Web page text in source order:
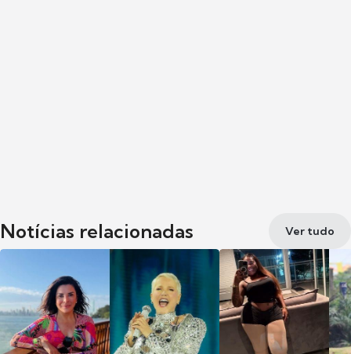
Notícias relacionadas Ver tudo